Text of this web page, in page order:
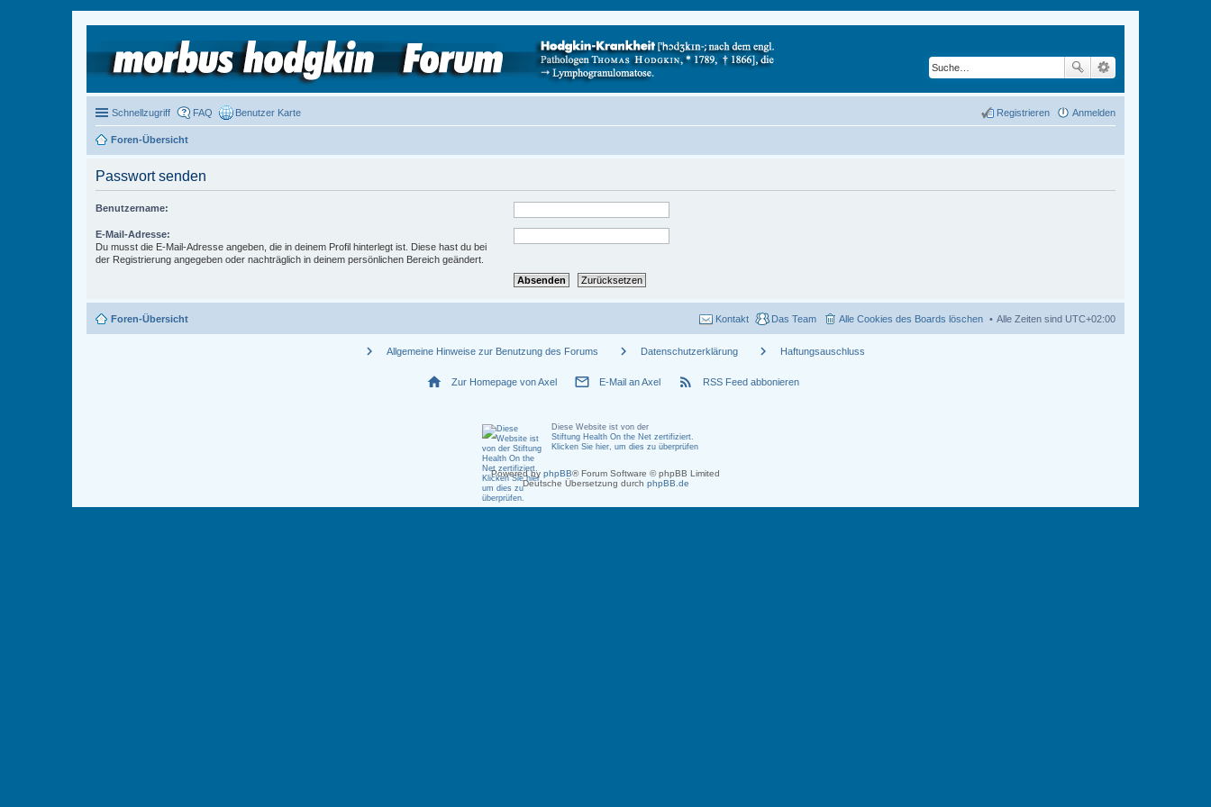
Schnellzugriff FAQ Benutzer Karte Anmelden
Registrieren
Foren-Übersicht
Passwort senden
Benutzername:
E-Mail-Adresse:
Du musst die E-Mail-Adresse angeben, die in deinem Profil hinterlegt ist. Diese hast du bei
der Registrierung angegeben oder nachträglich in deinem persönlichen Bereich geändert.
Foren-Übersicht Alle Zeiten sind UTC+02:00
Alle Cookies des Boards löschen
Das Team
Kontakt
chevron_right Allgemeine Hinweise zur Benutzung des Forums chevron_right Datenschutzerklärung chevron_right Haftungsauschluss
home Zur Homepage von Axel mail_outline E-Mail an Axel rss_feed RSS Feed abbonieren
Diese Website ist von der
Stiftung Health On the Net zertifiziert.
Klicken Sie hier, um dies zu überprüfen
Powered by phpBB® Forum Software © phpBB Limited
Deutsche Übersetzung durch phpBB.de